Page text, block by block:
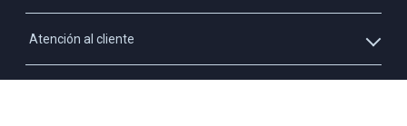
Atención al cliente
Whatsapp